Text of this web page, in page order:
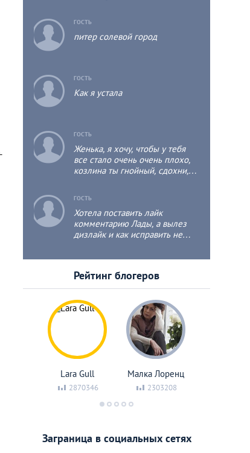
Олешко типа встретились в
первый раз, в концовке клипа,
кадры, если сравнивать с этими
фотками на сайте
c ГОСТЬ
питер солевой город
c ГОСТЬ
Как я устала
c ГОСТЬ
Женька, я хочу, чтобы у тебя
все стало очень очень плохо,
козлина ты гнойный, сдохни,
c ГОСТЬ
Хотела поставить лайк
комментарию Лады, а вылез
дизлайк и как исправить не
неумение зарабатывать автора
поста, впрочем, работают
другие тоже, но ведь и на
почитать/покомментировать
времени не жаль?
Рейтинг блогеров
Lara Gull
2870346
Малка Лоренц
2303208
Заграница в социальных сетях